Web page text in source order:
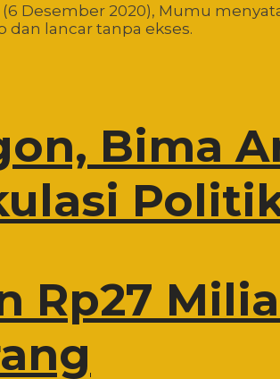
Desember 2020), Mumu
dan lancar tanpa ekses.
Bima
Rp27